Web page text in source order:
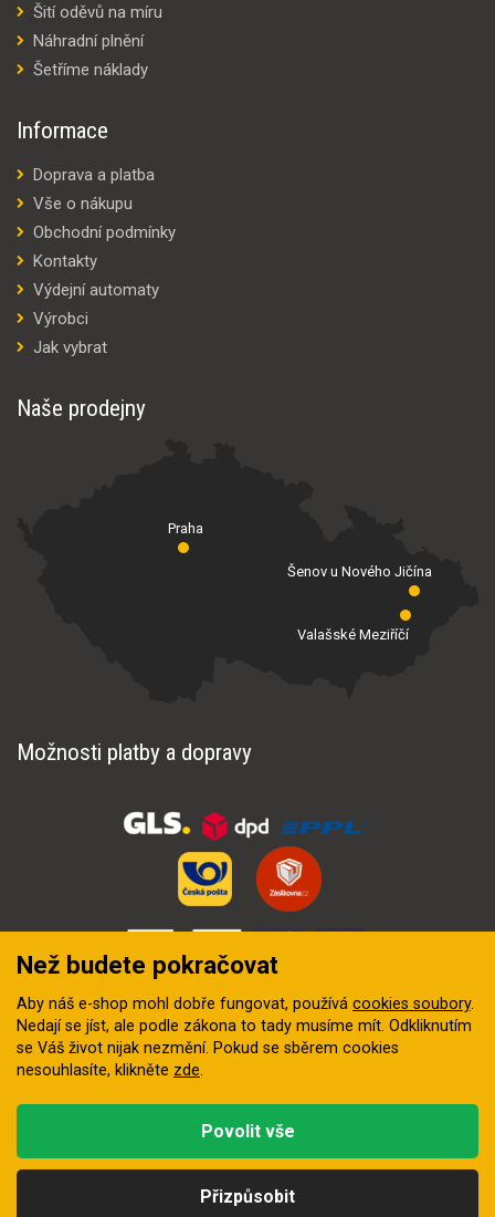
Šití oděvů na míru
Náhradní plnění
Šetříme náklady
Informace
Doprava a platba
Vše o nákupu
Obchodní podmínky
Kontakty
Výdejní automaty
Výrobci
Jak vybrat
Naše prodejny
Praha
Valašské Meziříčí
Šenov u Nového Jičína
Možnosti platby a dopravy
digitální agentura FEO
Než budete pokračovat
Aby náš e-shop mohl dobře fungovat, používá cookies soubory.
Nedají se jíst, ale podle zákona to tady musíme mít. Odkliknutím
se Váš život nijak nezmění. Pokud se sběrem cookies
nesouhlasíte, klikněte zde.
Přizpůsobit
Povolit vše